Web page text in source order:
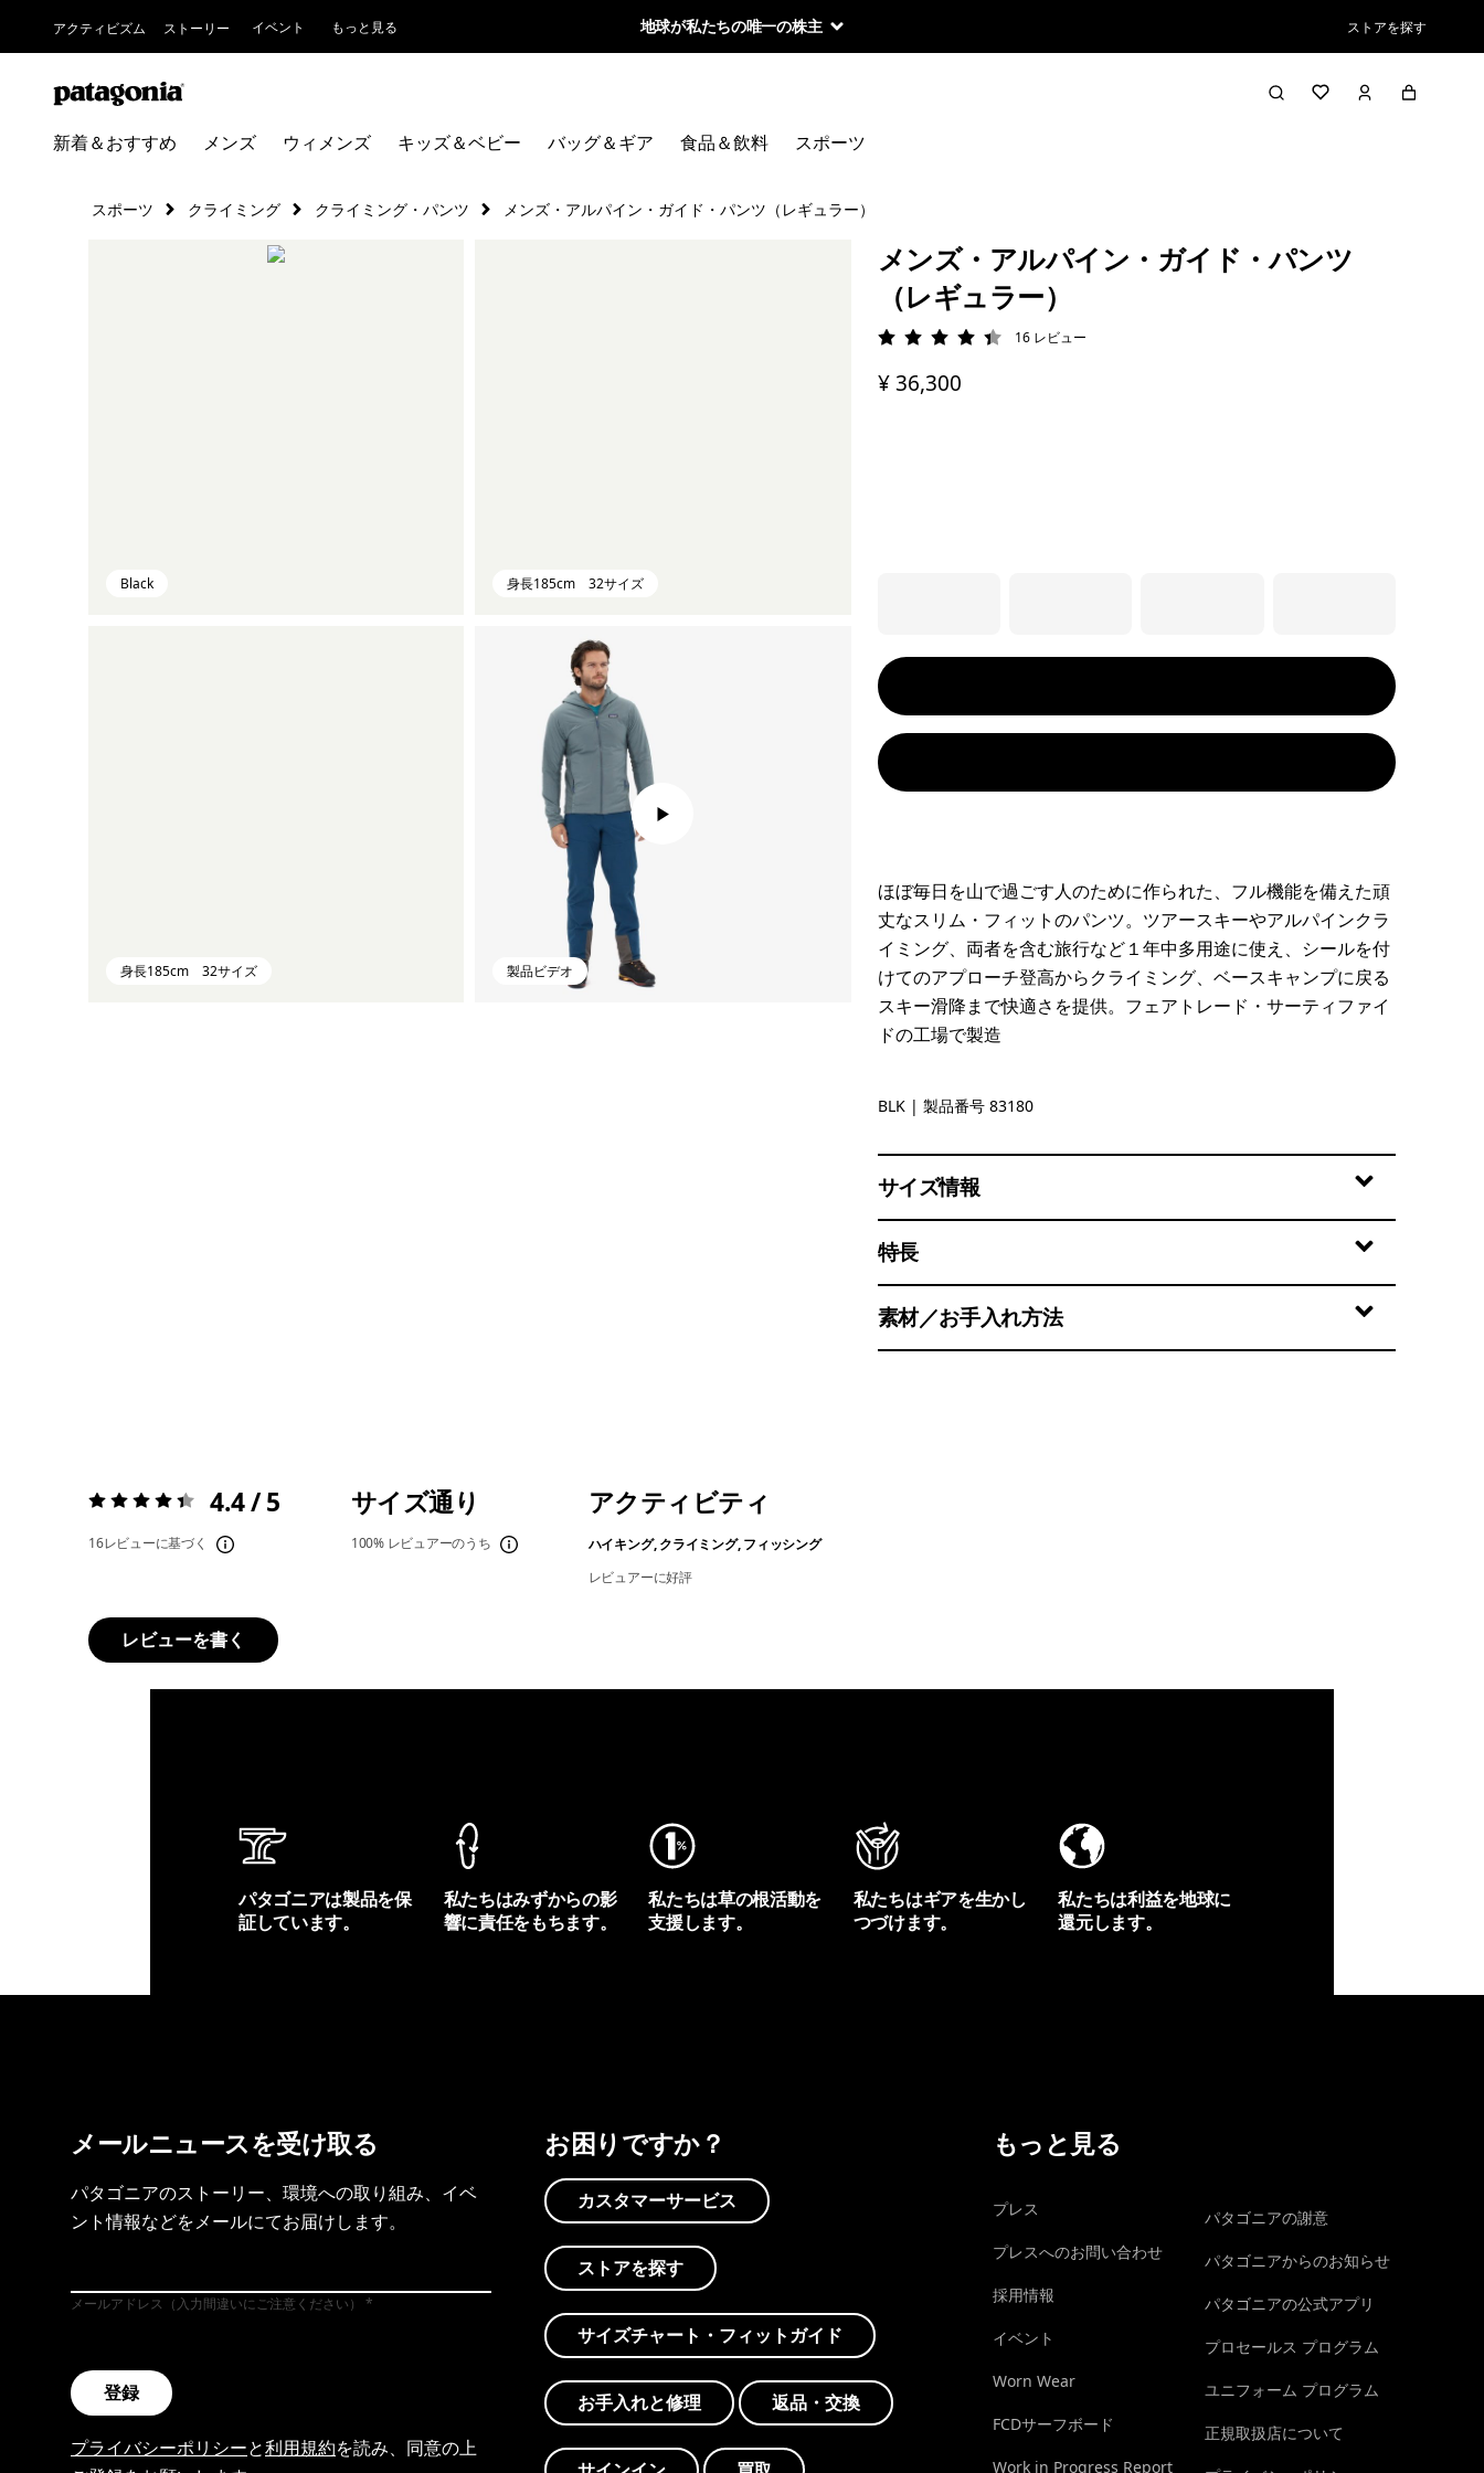
アクティビズム ストーリー イベント もっと見る 地球が私たちの唯一の株主 ストアを探す
新着＆おすすめ メンズ ウィメンズ キッズ＆ベビー バッグ＆ギア 食品＆飲料 スポーツ
スポーツ クライミング クライミング・パンツ メンズ・アルパイン・ガイド・パンツ（レギュラー）
Black 身長185cm 32サイズ
身長185cm 32サイズ 製品ビデオ
メンズ・アルパイン・ガイド・パンツ
（レギュラー）
評価: 4.4 / 5
16 レビュー
¥ 36,300
ほぼ毎日を山で過ごす人のために作られた、フル機能を備えた頑
丈なスリム・フィットのパンツ。ツアースキーやアルパインクラ
イミング、両者を含む旅行など１年中多用途に使え、シールを付
けてのアプローチ登高からクライミング、ベースキャンプに戻る
スキー滑降まで快適さを提供。フェアトレード・サーティファイ
ドの工場で製造
Black
BLK | 製品番号 83180
サイズ情報
特長
素材／お手入れ方法
評価:4.4 / 5 4.4 / 5
16レビューに基づく
サイズ通り
100% レビュアーのうち
アクティビティ
ハイキング, クライミング, フィッシング
レビュアーに好評
レビューを書く
パタゴニアは製品を保
証しています。
私たちはみずからの影
響に責任をもちます。
私たちは草の根活動を
支援します。
私たちはギアを生かし
つづけます。
私たちは利益を地球に
還元します。
メールニュースを受け取る
パタゴニアのストーリー、環境への取り組み、イベ
ント情報などをメールにてお届けします。
メールアドレス（入力間違いにご注意ください）
登録
プライバシーポリシーと利用規約を読み、同意の上
お困りですか？
カスタマーサービス
ストアを探す
サイズチャート・フィットガイド
お手入れと修理 返品・交換
もっと見る
プレス
プレスへのお問い合わせ
採用情報
イベント
Worn Wear
FCDサーフボード
Work in Progress Report
パタゴニアの謝意
パタゴニアからのお知らせ
パタゴニアの公式アプリ
プロセールス プログラム
ユニフォーム プログラム
正規取扱店について